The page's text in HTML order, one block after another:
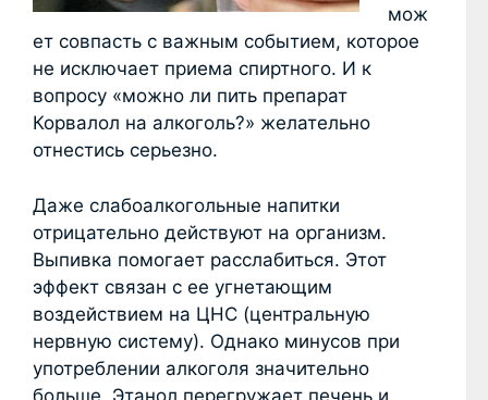
мож
ет совпасть с важным событием, которое
не исключает приема спиртного. И к
вопросу «можно ли пить препарат
Корвалол на алкоголь?» желательно
отнестись серьезно.
Даже слабоалкогольные напитки
отрицательно действуют на организм.
Выпивка помогает расслабиться. Этот
эффект связан с ее угнетающим
воздействием на ЦНС (центральную
нервную систему). Однако минусов при
употреблении алкоголя значительно
больше. Этанол перегружает печень и